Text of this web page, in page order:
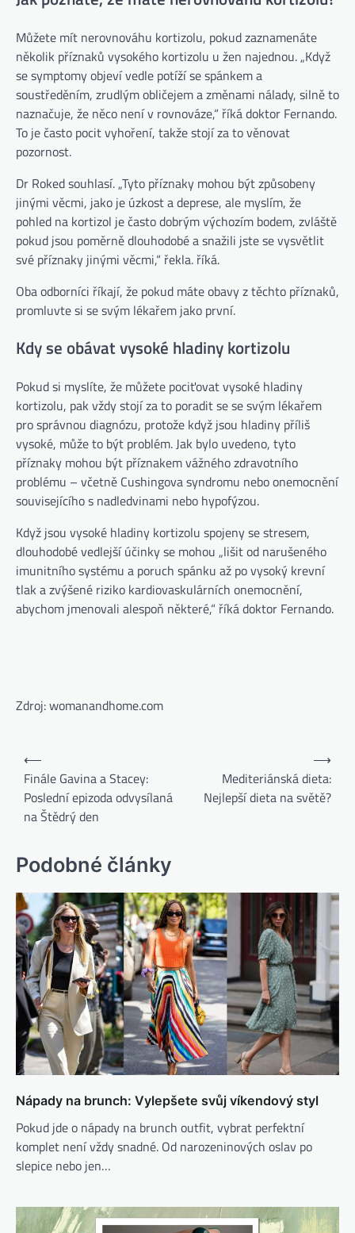
Můžete mít nerovnováhu kortizolu, pokud zaznamenáte
několik příznaků vysokého kortizolu u žen najednou. „Když
se symptomy objeví vedle potíží se spánkem a
soustředěním, zrudlým obličejem a změnami nálady, silně to
naznačuje, že něco není v rovnováze,“ říká doktor Fernando.
To je často pocit vyhoření, takže stojí za to věnovat
pozornost.
Dr Roked souhlasí. „Tyto příznaky mohou být způsobeny
jinými věcmi, jako je úzkost a deprese, ale myslím, že
pohled na kortizol je často dobrým výchozím bodem, zvláště
pokud jsou poměrně dlouhodobé a snažili jste se vysvětlit
své příznaky jinými věcmi,“ řekla. říká.
Oba odborníci říkají, že pokud máte obavy z těchto příznaků,
promluvte si se svým lékařem jako první.
Kdy se obávat vysoké hladiny kortizolu
Pokud si myslíte, že můžete pociťovat vysoké hladiny
kortizolu, pak vždy stojí za to poradit se se svým lékařem
pro správnou diagnózu, protože když jsou hladiny příliš
vysoké, může to být problém. Jak bylo uvedeno, tyto
příznaky mohou být příznakem vážného zdravotního
problému – včetně Cushingova syndromu nebo onemocnění
souvisejícího s nadledvinami nebo hypofýzou.
Když jsou vysoké hladiny kortizolu spojeny se stresem,
dlouhodobé vedlejší účinky se mohou „lišit od narušeného
imunitního systému a poruch spánku až po vysoký krevní
tlak a zvýšené riziko kardiovaskulárních onemocnění,
abychom jmenovali alespoň některé,“ říká doktor Fernando.
Zdroj: womanandhome.com
⟵
Finále Gavina a Stacey:
Poslední epizoda odvysílaná
na Štědrý den
Mediteriánská dieta:
Nejlepší dieta na světě?
⟶
Podobné články
Nápady na brunch: Vylepšete svůj víkendový styl
Pokud jde o nápady na brunch outfit, vybrat perfektní
komplet není vždy snadné. Od narozeninových oslav po
slepice nebo jen…